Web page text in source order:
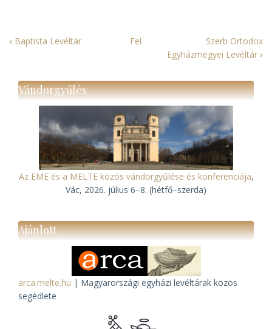
Könyv
ehhez:
Román
Ortodox
Egyház
Levéltára
‹ Baptista Levéltár Fel
Szerb Ortodox
Egyházmegyei Levéltár ›
Vándorgyűlés
Az EME és a MELTE közös vándorgyűlése és konferenciája,
Vác, 2026. július 6–8. (hétfő–szerda)
Ajánlott
arca.melte.hu | Magyarországi egyházi levéltárak közös
segédlete